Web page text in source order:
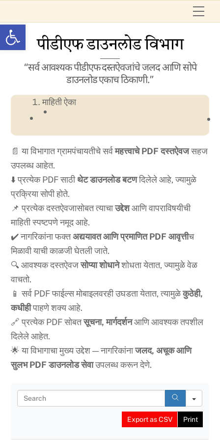
Open toolbar
to
content
पीडीएफ डाउनलोड विभाग
“सर्व आवश्यक पीडीएफ दस्तऐवजांचे जलद आणि सोपे
डाउनलोड एकाच ठिकाणी.”
माहिती ऐका
📄 या विभागात ग्रामपंचायतीचे सर्वमहत्त्वाचे PDF दस्तऐवजसहज
उपलब्ध आहेत.
⬇️ प्रत्येक PDF साठीथेट डाउनलोड बटणदिलेले आहे, ज्यामुळे
प्रक्रिया सोपी होते.
📌 प्रत्येक दस्तऐवजासोबत त्याचाउद्देशआणि वापराविषयीची
माहिती स्पष्टपणे नमूद आहे.
✔️ नागरिकांना फक्तअद्ययावत आणि प्रमाणित PDF आवृत्तीच
मिळावी याची काळजी घेतली जाते.
🔍 आवश्यक दस्तऐवजसोप्या शोधानेशोधता येतात, ज्यामुळे वेळ
वाचतो.
📱 सर्व PDF फाईल्स मोबाइलवरही उघडता येतात, त्यामुळेकुठेही,
कधीहीपाहणे शक्य आहे.
🔗 प्रत्येक PDF सोबतसूचना, मार्गदर्शनआणि आवश्यक तपशील
दिलेले आहेत.
🌟 या विभागाचा मुख्य उद्देश — नागरिकांनाजलद, अचूक आणि
सुलभ PDF डाउनलोड सेवाउपलब्ध करून देणे.
e
r
c
Export as CSV Print